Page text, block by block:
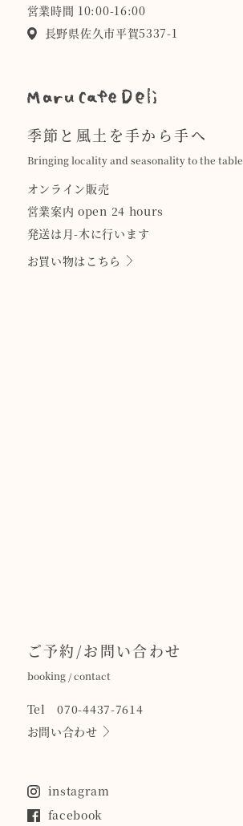
営業時間 10:00-16:00
長野県佐久市平賀5337-1
季節と風土を手から手へ
Bringing locality and seasonality to the table
オンライン販売
営業案内 open 24 hours
発送は月-木に行います
お買い物はこちら
ご予約/お問い合わせ
booking / contact
Tel 070-4437-7614
お問い合わせ
instagram
facebook